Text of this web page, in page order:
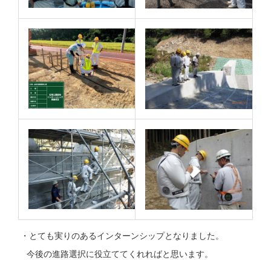
・とても実りのあるインターンシップとなりました。
今後の進路選択に役立ててくれればと思います。